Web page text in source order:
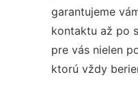
garantujeme
kontaktu až po
pre vás nielen
ktorú vždy